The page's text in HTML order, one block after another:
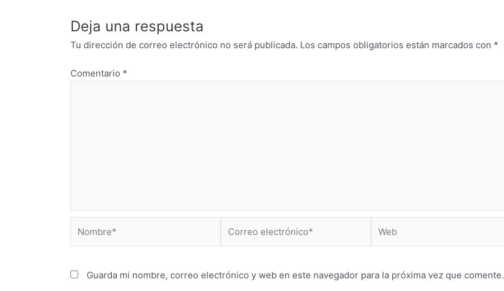
Deja una respuesta
Tu dirección de correo electrónico no será publicada. Los campos obligatorios están marcados con *
Comentario *
electrónico*
Guarda mi nombre, correo electrónico y web en este navegador para la próxima vez que comente.